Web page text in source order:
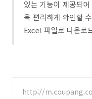
있는 기능이 제공되
욱 편리하게 확인할
Excel 파일로 다운로
http://